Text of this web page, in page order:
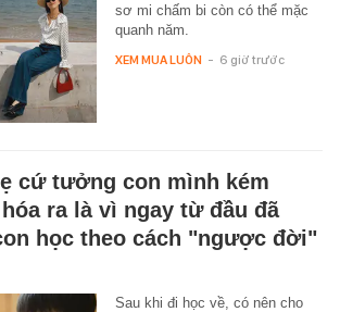
sơ mi chấm bi còn có thể mặc
quanh năm.
XEM MUA LUÔN - 6 giờ trước
cứ tưởng con mình kém
ra là vì ngay từ đầu đã
học theo cách "ngược đời"
Sau khi đi học về, có nên cho